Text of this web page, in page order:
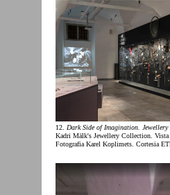
12. Dark Side of Imagination.
Kadri Mälk's Jewellery Collection. Vista
Fotografia Karel Koplimets. Cortesia